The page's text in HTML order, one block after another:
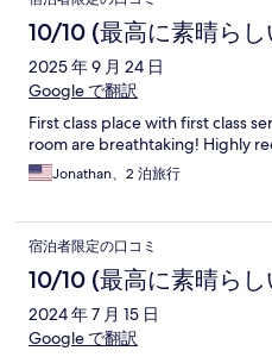
10/10 (最高に素晴らし
2025 年 9 月 24 日
Google で翻訳
First class place with first class
room are breathtaking! Highly
Jonathan、2 泊旅行
宿泊者限定の口コミ
10/10 (最高に素晴らし
2024 年 7 月 15 日
Google で翻訳